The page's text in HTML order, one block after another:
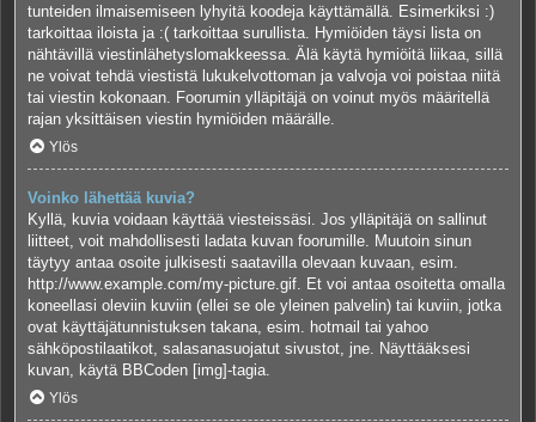
tunteiden ilmaisemiseen lyhyitä koodeja käyttämällä. Esimerkiksi :)
tarkoittaa iloista ja :( tarkoittaa surullista. Hymiöiden täysi lista on
nähtävillä viestinlähetyslomakkeessa. Älä käytä hymiöitä liikaa, sillä
ne voivat tehdä viestistä lukukelvottoman ja valvoja voi poistaa niitä
tai viestin kokonaan. Foorumin ylläpitäjä on voinut myös määritellä
rajan yksittäisen viestin hymiöiden määrälle.
Ylös
Voinko lähettää kuvia?
Kyllä, kuvia voidaan käyttää viesteissäsi. Jos ylläpitäjä on sallinut
liitteet, voit mahdollisesti ladata kuvan foorumille. Muutoin sinun
täytyy antaa osoite julkisesti saatavilla olevaan kuvaan, esim.
http://www.example.com/my-picture.gif. Et voi antaa osoitetta omalla
koneellasi oleviin kuviin (ellei se ole yleinen palvelin) tai kuviin, jotka
ovat käyttäjätunnistuksen takana, esim. hotmail tai yahoo
sähköpostilaatikot, salasanasuojatut sivustot, jne. Näyttääksesi
kuvan, käytä BBCoden [img]-tagia.
Ylös